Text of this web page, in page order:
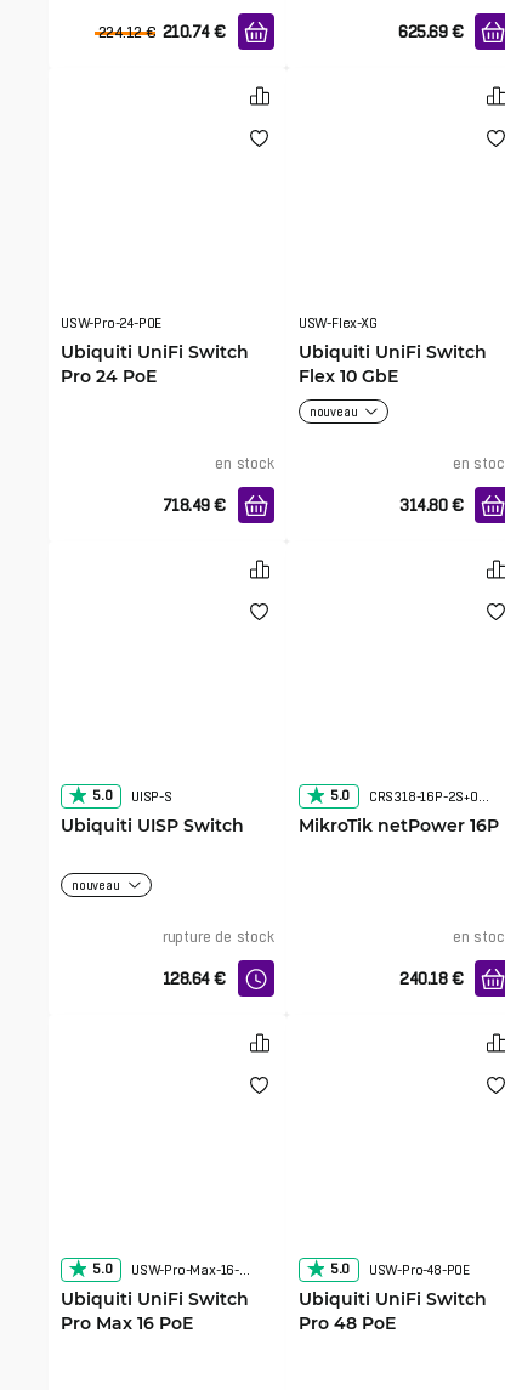
224.12 € 210.74 € 625.69 €
USW-Pro-24-POE
Ubiquiti UniFi Switch
Pro 24 PoE
en stock
718.49 €
USW-Flex-XG
Ubiquiti UniFi Switch
Flex 10 GbE
nouveau
en
314.80 €
5.0 UISP-S
Ubiquiti UISP Switch
nouveau
rupture de stock
128.64 €
5.0 CRS318-16P-2S+OUT
MikroTik netPower 16P
en
240.18 €
5.0 USW-Pro-Max-16-PoE
Ubiquiti UniFi Switch
Pro Max 16 PoE
5.0 USW-Pro-48-POE
Ubiquiti UniFi Switch
Pro 48 PoE